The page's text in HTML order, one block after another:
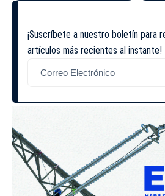
¡Suscríbete a nuestro boletín para
artículos más recientes al instante!